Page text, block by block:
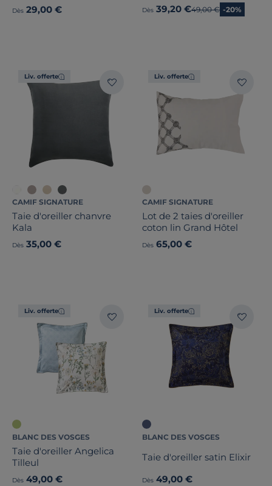
Dès 29,00 € Dès 39,20 €Ancien prix
49,00 € -20%
Liv. offerte
CAMIF SIGNATURE
Taie d'oreiller chanvre
Kala
Dès 35,00 €
Liv. offerte
CAMIF SIGNATURE
Lot de 2 taies d'oreiller
coton lin Grand Hôtel
Dès 65,00 €
Liv. offerte
BLANC DES VOSGES
Taie d'oreiller Angelica
Tilleul
Dès 49,00 €
Liv. offerte
BLANC DES VOSGES
Taie d'oreiller satin Elixir
Dès 49,00 €